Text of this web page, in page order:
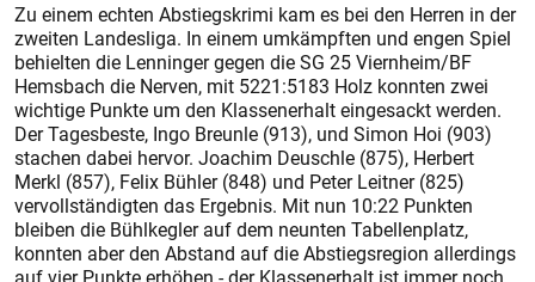
Zu einem echten Abstiegskrimi kam es bei den Herren in der
zweiten Landesliga. In einem umkämpften und engen Spiel
behielten die Lenninger gegen die SG 25 Viernheim/BF
Hemsbach die Nerven, mit 5221:5183 Holz konnten zwei
wichtige Punkte um den Klassenerhalt eingesackt werden.
Der Tagesbeste, Ingo Breunle (913), und Simon Hoi (903)
stachen dabei hervor. Joachim Deusch­le (875), Herbert
Merkl (857), Felix Bühler (848) und Peter Leitner (825)
vervollständigten das Ergebnis. Mit nun 10:22 Punkten
bleiben die Bühlkegler auf dem neunten Tabellenplatz,
konnten aber den Abstand auf die Abstiegsregion allerdings